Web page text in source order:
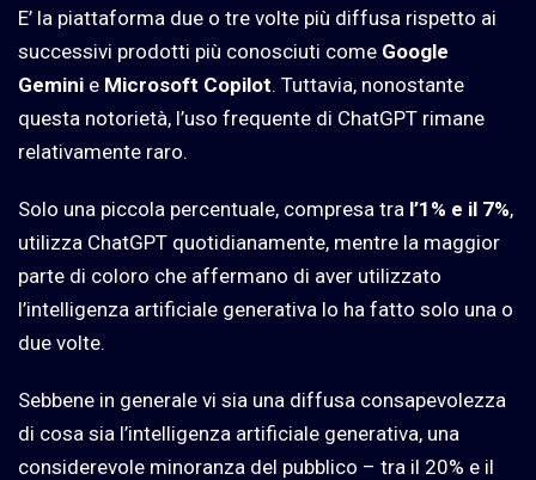
E’ la piattaforma due o tre volte più diffusa rispetto ai
successivi prodotti più conosciuti come Google
Gemini e Microsoft Copilot. Tuttavia, nonostante
questa notorietà, l’uso frequente di ChatGPT rimane
relativamente raro.
Solo una piccola percentuale, compresa tra l’1% e il 7%,
utilizza ChatGPT quotidianamente, mentre la maggior
parte di coloro che affermano di aver utilizzato
l’intelligenza artificiale generativa lo ha fatto solo una o
due volte.
Sebbene in generale vi sia una diffusa consapevolezza
di cosa sia l’intelligenza artificiale generativa, una
considerevole minoranza del pubblico – tra il 20% e il